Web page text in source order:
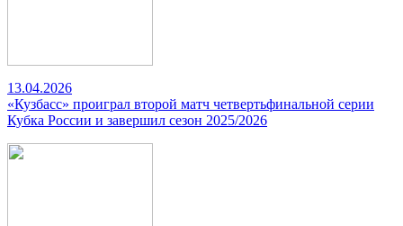
13.04.2026
«Кузбасс» проиграл второй матч четвертьфинальной серии
Кубка России и завершил сезон 2025/2026